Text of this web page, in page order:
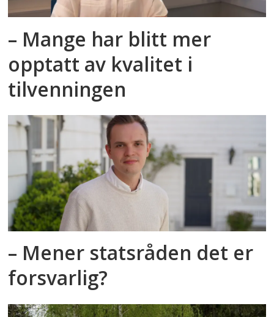
– Mange har blitt mer
opptatt av kvalitet i
tilvenningen
– Mener statsråden det er
forsvarlig?